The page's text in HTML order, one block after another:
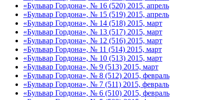
«Бульвар Гордона», № 16 (520) 2015, апрель
«Бульвар Гордона», № 15 (519) 2015, апрель
«Бульвар Гордона», № 14 (518) 2015, март
«Бульвар Гордона», № 13 (517) 2015, март
«Бульвар Гордона», № 12 (516) 2015, март
«Бульвар Гордона», № 11 (514) 2015, март
«Бульвар Гордона», № 10 (513) 2015, март
«Бульвар Гордона», № 9 (513) 2015, март
«Бульвар Гордона», № 8 (512) 2015, февраль
«Бульвар Гордона», № 7 (511) 2015, февраль
«Бульвар Гордона», № 6 (510) 2015, февраль